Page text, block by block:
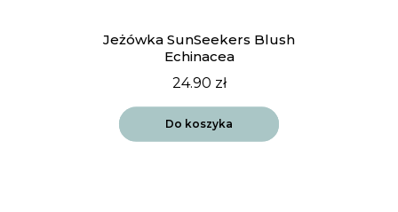
Jeżówka SunSeekers Blush
Echinacea
24.90 zł
Do koszyka